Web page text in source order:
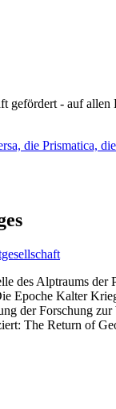
- auf
die Prismatica,
des Alptraums
Epoche Kalter
der Forschung
The Return of